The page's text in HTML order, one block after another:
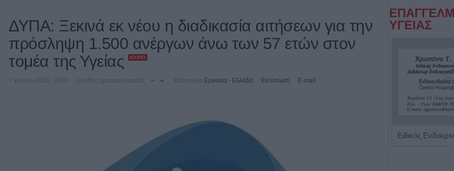
ΔΥΠΑ: Ξεκινά εκ νέου η διαδικασία αιτήσεων για την
πρόσληψη 1.500 ανέργων άνω των 57 ετών στον
τομέα της Υγείας
ΚΎΡΙΟ
7 Ιουλίου 2026, 14:03 μέγεθος γραμματοσειράς Κατηγορία Εργασία - Ελλάδα Εκτύπωση E-mail
ΥΓΕΙΑΣ